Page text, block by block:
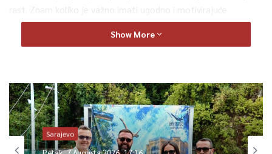
rast. Znam koliko je važno imati ugodno i motivirajuće
okruženje za učenje, i zato me posebno raduje da je naša
Vlada obezbjedila da mnogi od vas novu školsku godinu
inventarom. Mnogi od vas će imati priliku koristiti nove
kabinete za fiziku i hemiju, te učiti u prostorima s osvježenom
LED rasvjetom, koja stvara ugodniju atmosferu za rad ali i igru.
Sve vas koji još uvijek vidite skele oko škole, želim ohrabriti da
budete strpljivi. Radovi su u toku i predstavljaju znak da se i vaš
Show More
Sarajevo